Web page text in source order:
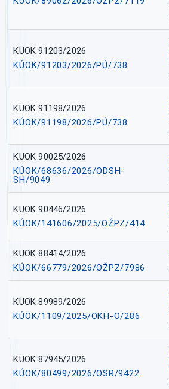
KUOK 91203/2026
KÚOK/91203/2026/PÚ/738
KUOK 91198/2026
KÚOK/91198/2026/PÚ/738
KUOK 90025/2026
KÚOK/68636/2026/ODSH-
SH/9049
KUOK 90446/2026
KÚOK/141606/2025/OŽPZ/414
KUOK 88414/2026
KÚOK/66779/2026/OŽPZ/7986
KUOK 89989/2026
KÚOK/1109/2025/OKH-O/286
KUOK 87945/2026
KÚOK/80499/2026/OSR/9422